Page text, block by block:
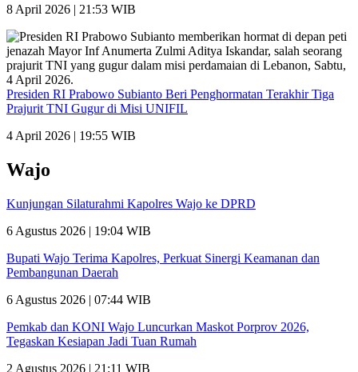
8 April 2026 | 21:53 WIB
Presiden RI Prabowo Subianto Beri Penghormatan Terakhir Tiga
Prajurit TNI Gugur di Misi UNIFIL
4 April 2026 | 19:55 WIB
Wajo
Kunjungan Silaturahmi Kapolres Wajo ke DPRD
6 Agustus 2026 | 19:04 WIB
Bupati Wajo Terima Kapolres, Perkuat Sinergi Keamanan dan
Pembangunan Daerah
6 Agustus 2026 | 07:44 WIB
Pemkab dan KONI Wajo Luncurkan Maskot Porprov 2026,
Tegaskan Kesiapan Jadi Tuan Rumah
2 Agustus 2026 | 21:11 WIB